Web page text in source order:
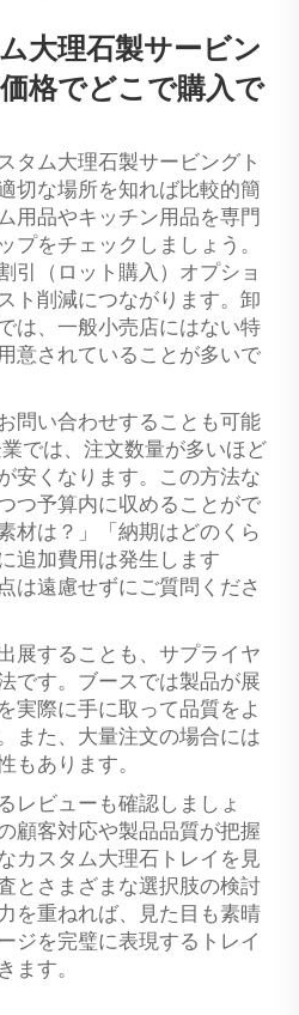
大理石製サービン
格でどこで購入で
タム大理石製サービングト
切な場所を知れば比較的簡
用品やキッチン用品を専門
プをチェックしましょう。
引（ロット購入）オプショ
ト削減につながります。卸
は、一般小売店にはない特
意されていることが多いで
問い合わせすることも可能
では、注文数量が多いほど
安くなります。この方法な
つ予算内に収めることがで
材は？」「納期はどのくら
追加費用は発生します
は遠慮せずにご質問くださ
展することも、サプライヤ
です。ブースでは製品が展
実際に手に取って品質をよ
また、大量注文の場合には
もあります。
レビューも確認しましょ
顧客対応や製品品質が把握
カスタム大理石トレイを見
とさまざまな選択肢の検討
を重ねれば、見た目も素晴
ジを完璧に表現するトレイ
ます。